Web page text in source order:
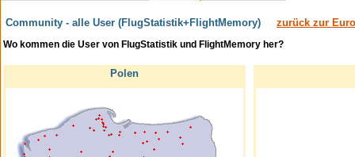
Wie weit sind Sie in Ihrem Leben schon
Community - alle User (FlugStatistik+FlightMemory) zurück zur
Wo kommen die User von FlugStatistik und FlightMemory her?
Polen